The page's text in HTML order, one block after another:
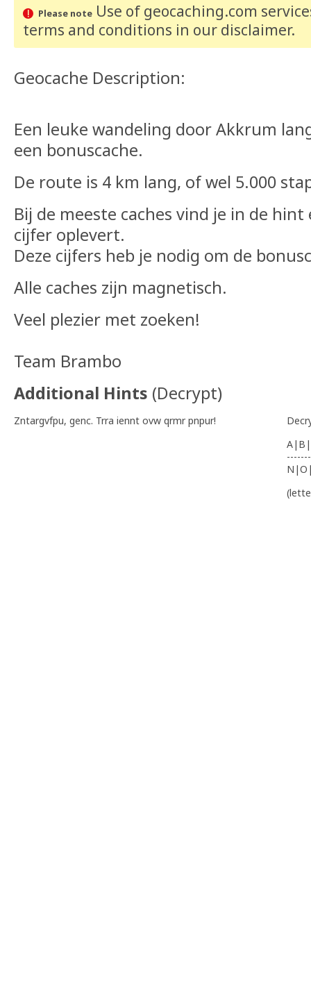
Please noteUse of geocaching.com
terms and conditions in our disclaimer.
Geocache Description:
Een leuke wandeling door Akkrum
een bonuscache.
De route is 4 km lang, of wel 5.000
Bij de meeste caches vind je in de hint
cijfer oplevert.
Deze cijfers heb je nodig om de
Alle caches zijn magnetisch.
Veel plezier met zoeken!
Team Brambo
Additional Hints (Decrypt)
Zntargvfpu, genc. Trra iennt ovw qrmr pnpur!